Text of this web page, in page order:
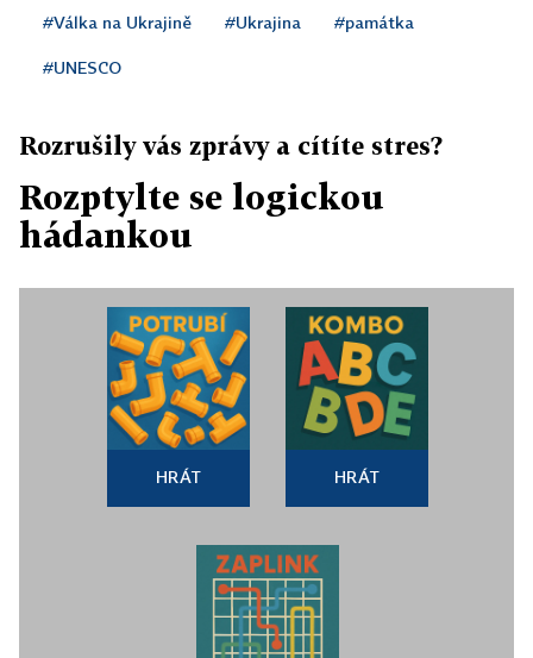
#Válka na Ukrajině #Ukrajina #památka
#UNESCO
Rozrušily vás zprávy a cítíte stres?
Rozptylte se logickou
hádankou
HRÁT HRÁT